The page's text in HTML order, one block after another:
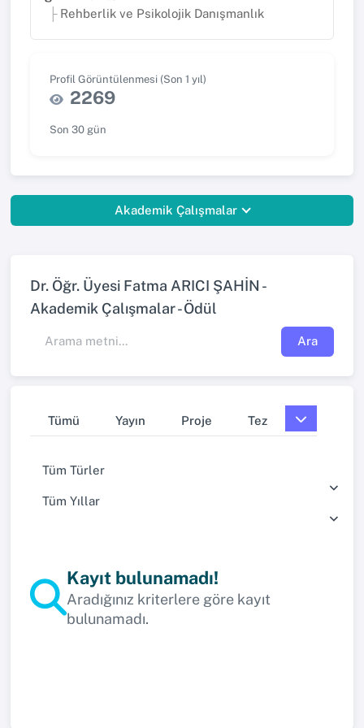
Rehberlik ve Psikolojik Danışmanlık
Profil Görüntülenmesi (Son 1 yıl)
2269
Son 30 gün
Akademik Çalışmalar
Dr. Öğr. Üyesi Fatma ARICI ŞAHİN -
Akademik Çalışmalar - Ödül
Ara
Tümü Yayın Proje Tez
Tüm Türler
Tüm Yıllar
Kayıt bulunamadı!
Aradığınız kriterlere göre kayıt
bulunamadı.